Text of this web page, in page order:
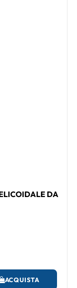
DA
ACQUISTA